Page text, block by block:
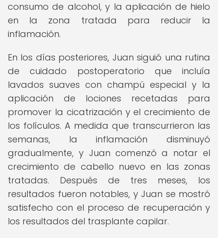
consumo de alcohol, y la aplicación de hielo
en la zona tratada para reducir la
inflamación.
En los días posteriores, Juan siguió una rutina
de cuidado postoperatorio que incluía
lavados suaves con champú especial y la
aplicación de lociones recetadas para
promover la cicatrización y el crecimiento de
los folículos. A medida que transcurrieron las
semanas, la inflamación disminuyó
gradualmente, y Juan comenzó a notar el
crecimiento de cabello nuevo en las zonas
tratadas. Después de tres meses, los
resultados fueron notables, y Juan se mostró
satisfecho con el proceso de recuperación y
los resultados del trasplante capilar.